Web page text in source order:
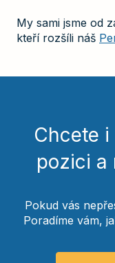
My sami jsme od
kteří rozšíli náš
Chcete
pozici a
Pokud vás
Poradíme vám,